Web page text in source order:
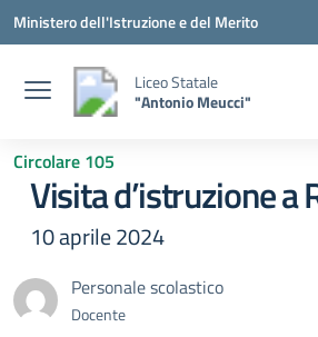
Vai ai contenuti
Vai al menu di navigazione
Vai al footer
Ministero dell'Istruzione e del Merito
Liceo Statale
"Antonio Meucci"
Circolare 105
Visita d’istruzione a
10 aprile 2024
Personale scolastico
Docente